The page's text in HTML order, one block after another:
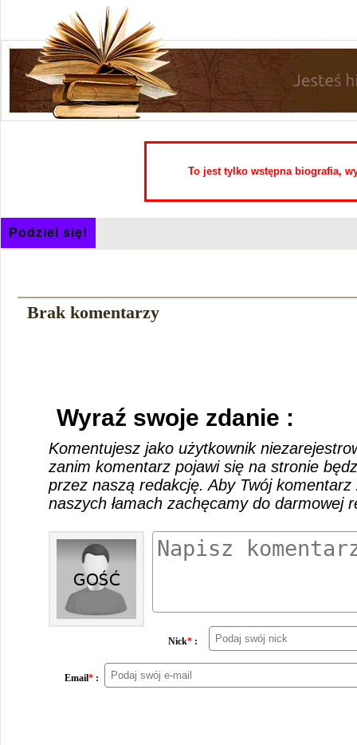
To jest tylko wstępna biografia,
Podziel się!
Brak komentarzy
Wyraź swoje zdanie :
Komentujesz jako użytkownik
zanim komentarz pojawi się na stronie
przez naszą redakcję. Aby Twój
naszych łamach zachęcamy do darmowej
Nick* :
Email* :